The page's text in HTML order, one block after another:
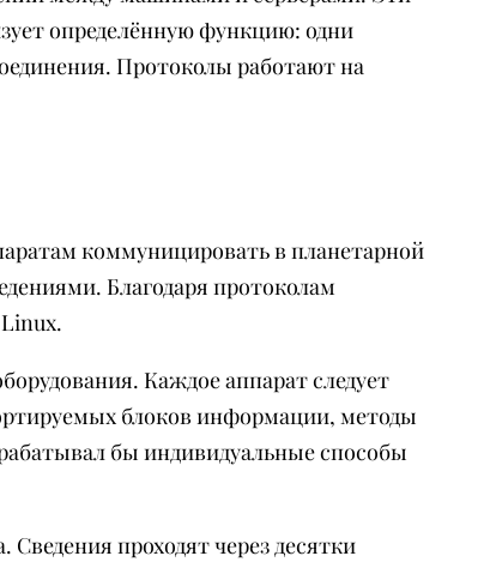
определённую функцию: одни
Протоколы работают на
коммуницировать в планетарной
Благодаря протоколам
Каждое аппарат следует
блоков информации, методы
бы индивидуальные способы
проходят через десятки